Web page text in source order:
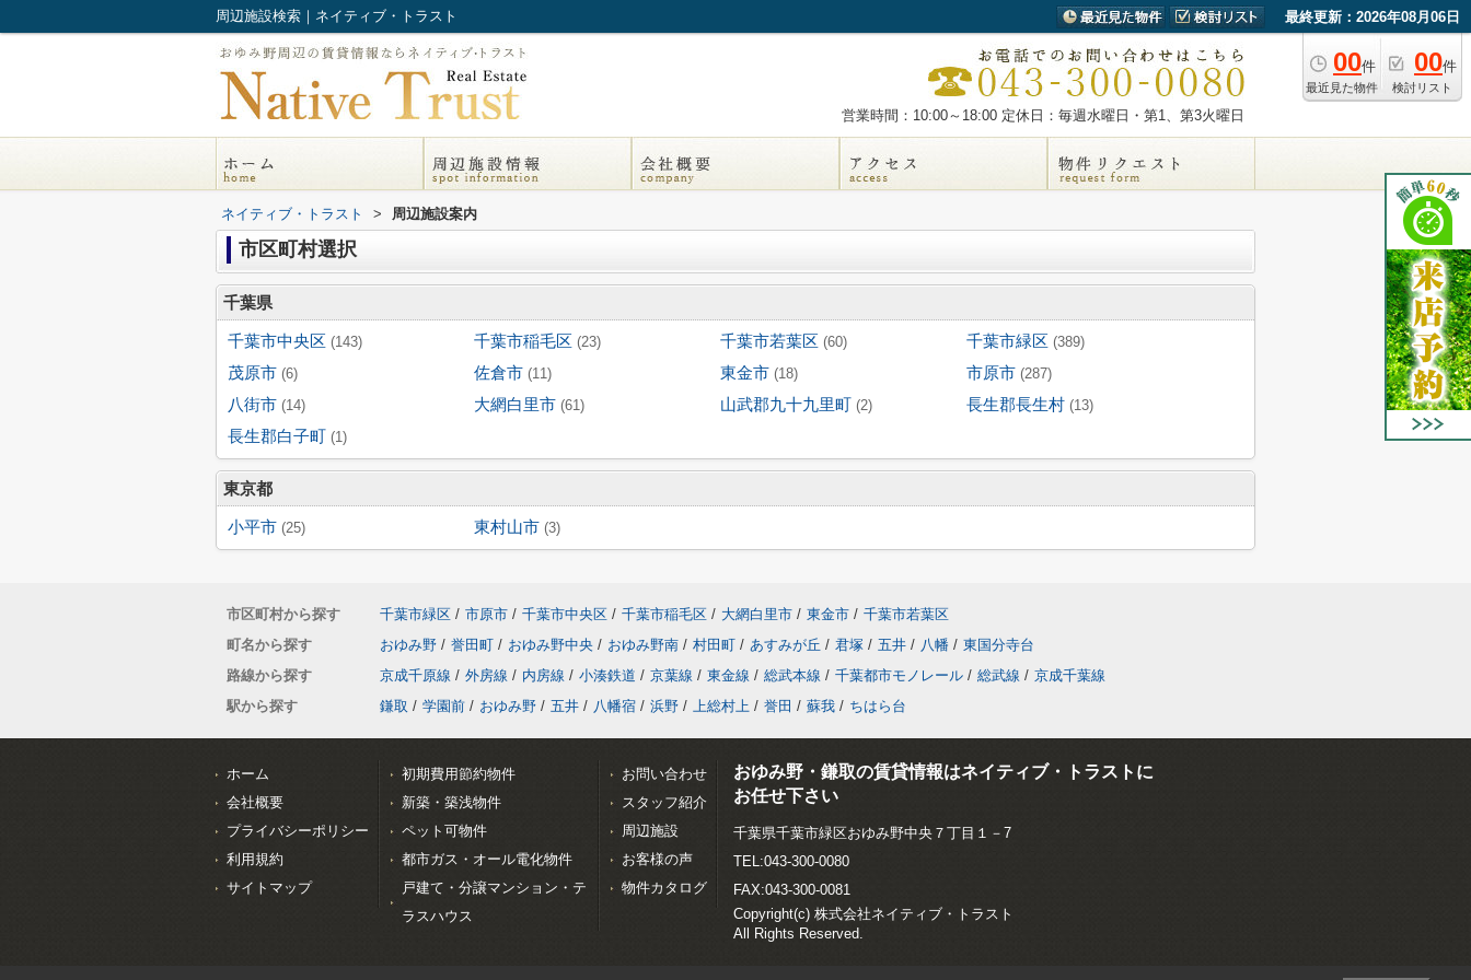
周辺施設検索｜ネイティブ・トラスト 最終更新：2026年08月06日
00件
最近見た物件
00件
検討リスト
営業時間：10:00～18:00 定休日：毎週水曜日・第1、第3火曜日
ネイティブ・トラスト > 周辺施設案内
市区町村選択
千葉県
千葉市中央区 (143) 千葉市稲毛区 (23) 千葉市若葉区 (60) 千葉市緑区 (389)
茂原市 (6) 佐倉市 (11) 東金市 (18) 市原市 (287)
八街市 (14) 大網白里市 (61) 山武郡九十九里町 (2) 長生郡長生村 (13)
長生郡白子町 (1)
東京都
小平市 (25) 東村山市 (3)
市区町村から探す 千葉市緑区 / 市原市 / 千葉市中央区 / 千葉市稲毛区 / 大網白里市 / 東金市 / 千葉市若葉区
町名から探す
おゆみ野 / 誉田町 / おゆみ野中央 / おゆみ野南 / 村田町 / あすみが丘 / 君塚 / 五井 / 八幡 / 東国分寺台
路線から探す
京成千原線 / 外房線 / 内房線 / 小湊鉄道 / 京葉線 / 東金線 / 総武本線 / 千葉都市モノレール / 総武線 / 京成千葉線
駅から探す
鎌取 / 学園前 / おゆみ野 / 五井 / 八幡宿 / 浜野 / 上総村上 / 誉田 / 蘇我 / ちはら台
ホーム
会社概要
プライバシーポリシー
利用規約
サイトマップ
初期費用節約物件
新築・築浅物件
ペット可物件
都市ガス・オール電化物件
戸建て・分譲マンション・テ
ラスハウス
お問い合わせ
スタッフ紹介
周辺施設
お客様の声
物件カタログ
おゆみ野・鎌取の賃貸情報はネイティブ・トラストに
お任せ下さい
千葉県千葉市緑区おゆみ野中央７丁目１－7
TEL:043-300-0080
FAX:043-300-0081
Copyright(c) 株式会社ネイティブ・トラスト
All Rights Reserved.